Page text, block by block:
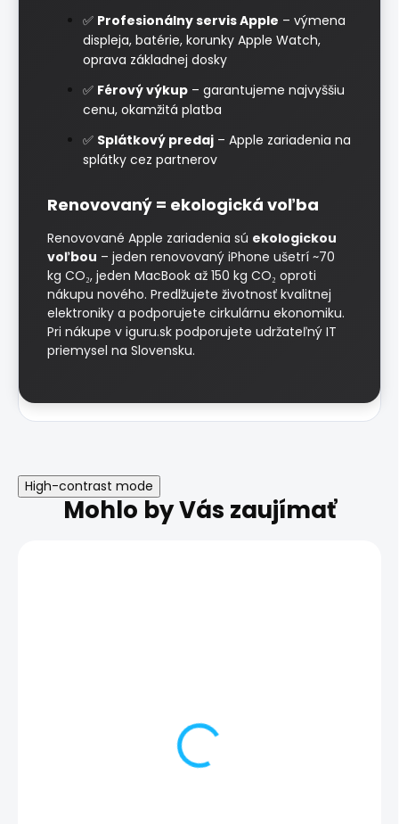
✅ Profesionálny servis Apple – výmena
displeja, batérie, korunky Apple Watch,
oprava základnej dosky
✅ Férový výkup – garantujeme najvyššiu
cenu, okamžitá platba
✅ Splátkový predaj – Apple zariadenia na
splátky cez partnerov
Renovovaný = ekologická voľba
Renovované Apple zariadenia sú ekologickou
voľbou – jeden renovovaný iPhone ušetrí ~70
kg CO₂, jeden MacBook až 150 kg CO₂ oproti
nákupu nového. Predlžujete životnosť kvalitnej
elektroniky a podporujete cirkulárnu ekonomiku.
Pri nákupe v iguru.sk podporujete udržateľný IT
priemysel na Slovensku.
High-contrast mode
Mohlo by Vás zaujímať
Apple Watch ULTRA 2 |
Stav: Ako nový – A+